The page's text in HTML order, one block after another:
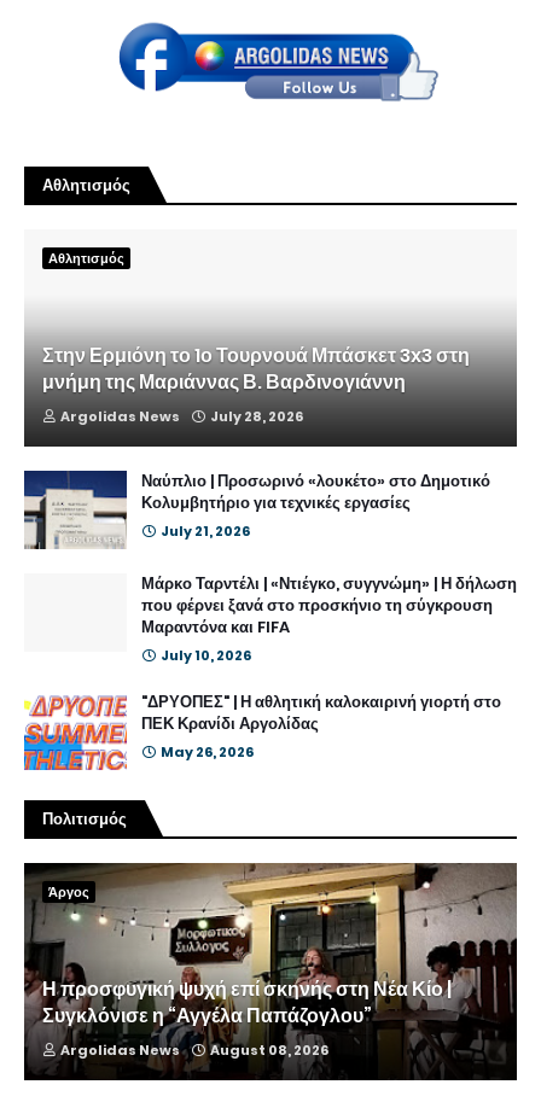
Αθλητισμός
Αθλητισμός
Στην Ερμιόνη το 1ο Τουρνουά Μπάσκετ 3x3 στη
μνήμη της Μαριάννας Β. Βαρδινογιάννη
Argolidas News July 28, 2026
Ναύπλιο | Προσωρινό «λουκέτο» στο Δημοτικό
Κολυμβητήριο για τεχνικές εργασίες
July 21, 2026
Μάρκο Ταρντέλι | «Ντιέγκο, συγγνώμη» | Η δήλωση
που φέρνει ξανά στο προσκήνιο τη σύγκρουση
Μαραντόνα και FIFA
July 10, 2026
"ΔΡΥΟΠΕΣ" | Η αθλητική καλοκαιρινή γιορτή στο
ΠΕΚ Κρανίδι Αργολίδας
May 26, 2026
Πολιτισμός
Άργος
Η προσφυγική ψυχή επί σκηνής στη Νέα Κίο |
Συγκλόνισε η “Αγγέλα Παπάζογλου”
Argolidas News August 08, 2026